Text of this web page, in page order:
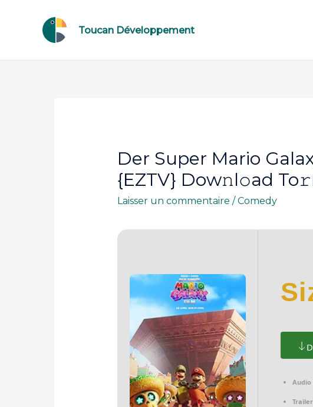
Toucan Développement
Der Super Mario
{EZTV} Dow𝚗l𝚘ad
Laisser un commentaire /Comedy
Audio